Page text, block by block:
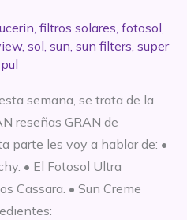
, filtros solares, fotosol,
, sol, sun, sun filters, super
semana, se trata de la
reseñas GRAN de
parte les voy a hablar de: •
• El Fotosol Ultra
Cassara. • Sun Creme